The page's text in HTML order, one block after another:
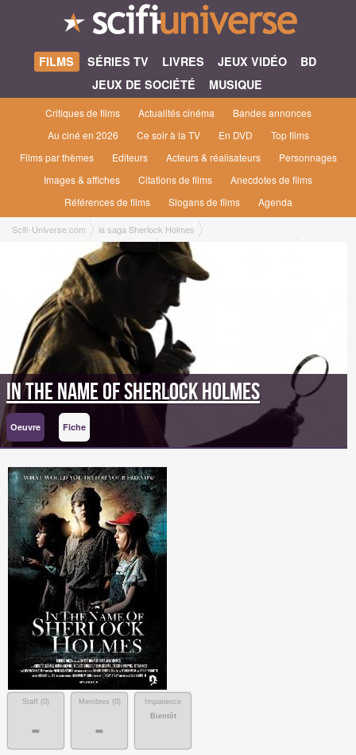
FILMS SÉRIES TV LIVRES JEUX VIDÉO
BD
JEUX DE SOCIÉTÉ
MUSIQUE
Critiques de films Actualités cinéma
Bandes annonces
Au ciné en 2026
Ce soir à la TV En DVD
Top films
Films par thèmes
Editeurs Acteurs & réalisateurs
Personnages
Images & affiches
Citations de films
Anecdotes de films
Références de films
Slogans de films Agenda
Scifi-Universe.com
la saga Sherlock Holmes
non sortis en salles françaises Films
In The Name of Sherlock Holmes
In The Name of Sherlock Holmes
Oeuvre Fiche
Staff (0)
-
Membres (0)
-
Impatience
Bientôt